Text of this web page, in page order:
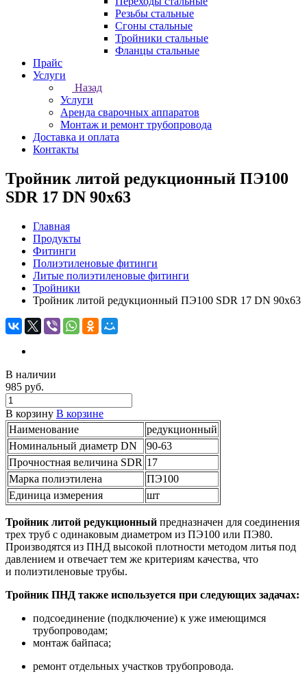
Резьбы стальные
Сгоны стальные
Тройники стальные
Фланцы стальные
Прайс
Услуги
Назад
Услуги
Аренда сварочных аппаратов
Монтаж и ремонт трубопровода
Доставка и оплата
Контакты
Тройник литой редукционный ПЭ100
SDR 17 DN 90х63
Главная
Продукты
Фитинги
Полиэтиленовые фитинги
Литые полиэтиленовые фитинги
Тройники
Тройник литой редукционный ПЭ100 SDR 17 DN 90х63
В наличии
985 руб.
В корзину В корзине
Наименование
редукционный
Номинальный диаметр DN
90-63
Прочностная величина SDR 17
Марка полиэтилена
ПЭ100
Единица измерения
шт
Тройник литой редукционный предназначен для соединения
трех труб с одинаковым диаметром из ПЭ100 или ПЭ80.
Производятся из ПНД высокой плотности методом литья под
давлением и отвечает тем же критериям качества, что
и полиэтиленовые трубы.
Тройник ПНД также используется при следующих задачах:
подсоединение (подключение) к уже имеющимся
трубопроводам;
монтаж байпаса;
ремонт отдельных участков трубопровода.